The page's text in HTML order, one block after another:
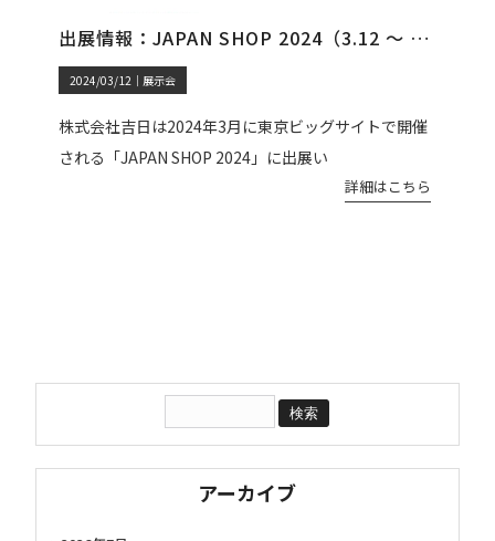
出展情報：JAPAN SHOP 2024（3.12 ～ 3.15）
2024/03/12｜ 展示会
株式会社吉日は2024年3月に東京ビッグサイトで開催
される「JAPAN SHOP 2024」に出展い
詳細はこちら
アーカイブ